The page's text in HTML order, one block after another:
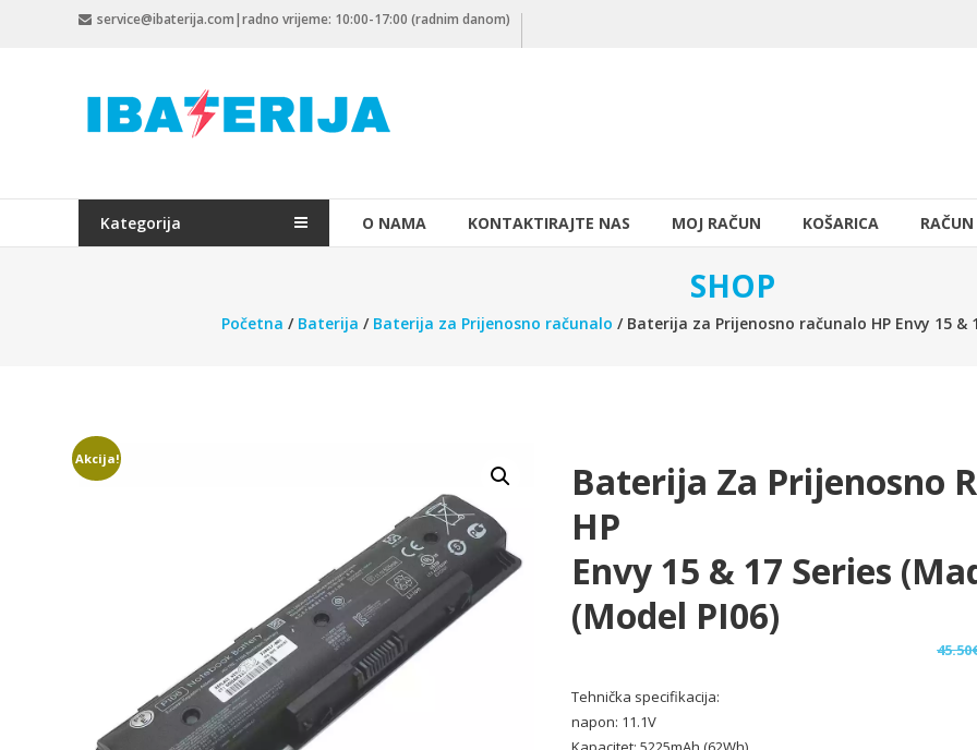
service@ibaterija.com|radno vrijeme: 10:00-17:00 (radnim danom)
Kategorija O NAMA KONTAKTIRAJTE NAS MOJ RAČUN KOŠARICA
SHOP
Početna / Baterija / Baterija za Prijenosno računalo / Baterija za Prijenosno računalo HP Envy 15 &
Akcija!
Baterija Za Prijenosno
HP
Envy 15 & 17 Series
(model PI06)
45.50
Tehnička specifikacija:
napon: 11.1V